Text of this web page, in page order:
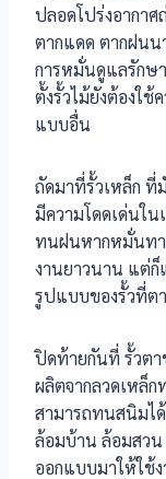
ปลอดโปร่งอากาศ
ตากแดด ตากฝนน
การหมั่นดูแลรักษ
ตั้งรั้วไม้ยังต้องใช้
แบบอื่น
ถัดมาที่รั้วเหล็ก ที่
มีความโดดเด่นใ
ทนฝนหากหมั่นทา
งานยาวนาน แต่ก็
รูปแบบของรั้วที่ต
ปิดท้ายกันที่ รั้วตา
ผลิตจากลวดเหล็
สามารถทนสนิมไ
ล้อมบ้าน ล้อมสวน
ออกแบบมาให้ใช้